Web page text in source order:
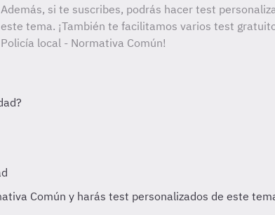
Además, si te suscribes, podrás hacer test
este tema. ¡También te facilitamos varios test
Policía local - Normativa Común!